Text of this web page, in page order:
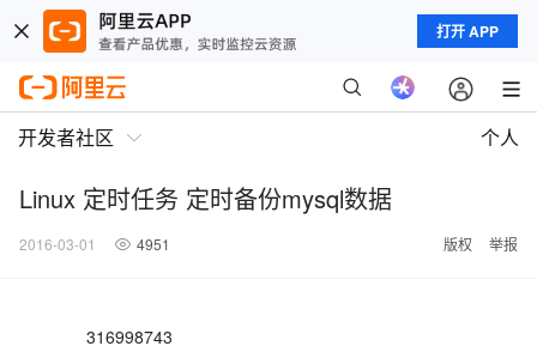
打开 APP
开发者社区 个人
Linux 定时任务 定时备份mysql数据
2016-03-01 4951 版权 举报
316998743